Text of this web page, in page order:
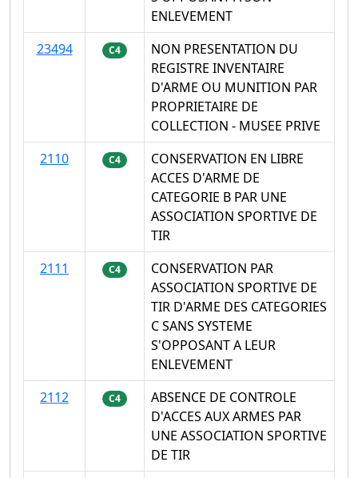
ENLEVEMENT
23494
C4
NON PRESENTATION DU
REGISTRE INVENTAIRE
D'ARME OU MUNITION PAR
PROPRIETAIRE DE
COLLECTION - MUSEE PRIVE
2110
C4
CONSERVATION EN LIBRE
ACCES D'ARME DE
CATEGORIE B PAR UNE
ASSOCIATION SPORTIVE DE
TIR
2111
C4
CONSERVATION PAR
ASSOCIATION SPORTIVE DE
TIR D'ARME DES CATEGORIES
C SANS SYSTEME
S'OPPOSANT A LEUR
ENLEVEMENT
2112
C4
ABSENCE DE CONTROLE
D'ACCES AUX ARMES PAR
UNE ASSOCIATION SPORTIVE
DE TIR